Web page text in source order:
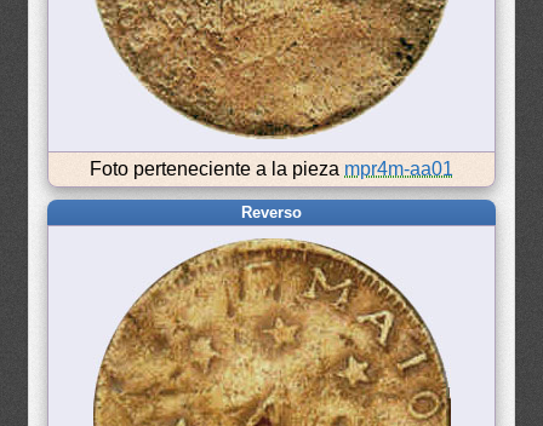
Foto perteneciente a la pieza mpr4m-aa01
Reverso